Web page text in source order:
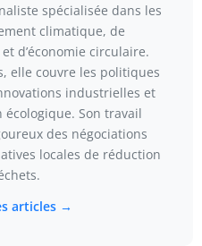
spécialisée dans les
climatique, de
d’économie circulaire.
elle couvre les politiques
industrielles et
Son travail
des négociations
locales de réduction
articles →